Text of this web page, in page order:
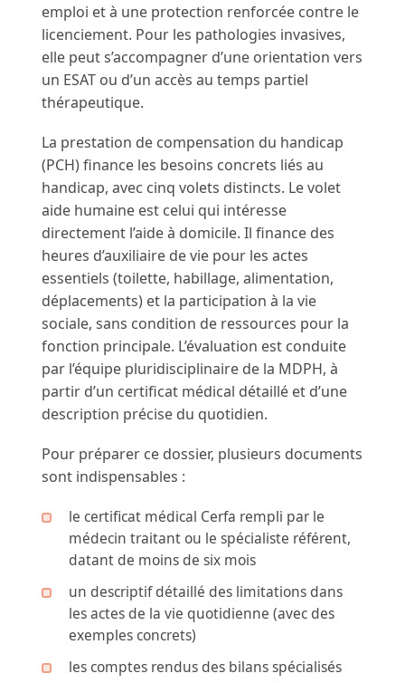
emploi et à une protection renforcée contre le
licenciement. Pour les pathologies invasives,
elle peut s’accompagner d’une orientation vers
un ESAT ou d’un accès au temps partiel
thérapeutique.
La prestation de compensation du handicap
(PCH) finance les besoins concrets liés au
handicap, avec cinq volets distincts. Le volet
aide humaine est celui qui intéresse
directement l’aide à domicile. Il finance des
heures d’auxiliaire de vie pour les actes
essentiels (toilette, habillage, alimentation,
déplacements) et la participation à la vie
sociale, sans condition de ressources pour la
fonction principale. L’évaluation est conduite
par l’équipe pluridisciplinaire de la MDPH, à
partir d’un certificat médical détaillé et d’une
description précise du quotidien.
Pour préparer ce dossier, plusieurs documents
sont indispensables :
le certificat médical Cerfa rempli par le
médecin traitant ou le spécialiste référent,
datant de moins de six mois
un descriptif détaillé des limitations dans
les actes de la vie quotidienne (avec des
exemples concrets)
les comptes rendus des bilans spécialisés